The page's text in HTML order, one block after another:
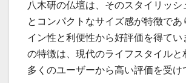
八木研の仏壇は、そのスタイリッシ
とコンパクトなサイズ感が特徴であ
イン性と利便性から好評価を得てい
の特徴は、現代のライフスタイルと
多くのユーザーから高い評価を受け